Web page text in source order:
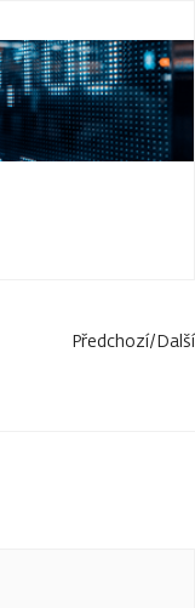
Předchozí/Další